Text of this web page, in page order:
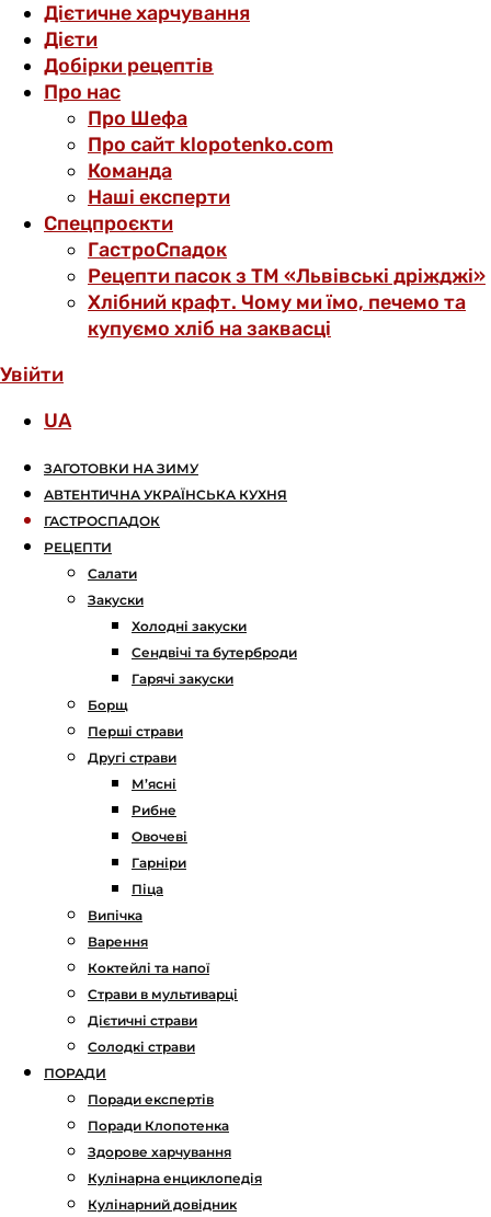
Дієтичне харчування
Дієти
Добірки рецептів
Про нас
Про Шефа
Про сайт klopotenko.com
Команда
Наші експерти
Спецпроєкти
ГастроСпадок
Рецепти пасок з ТМ «Львівські дріжджі»
Хлібний крафт. Чому ми їмо, печемо та
купуємо хліб на заквасці
Увійти
UA
ЗАГОТОВКИ НА ЗИМУ
АВТЕНТИЧНА УКРАЇНСЬКА КУХНЯ
ГАСТРОСПАДОК
РЕЦЕПТИ
Салати
Закуски
Холодні закуски
Сендвічі та бутерброди
Гарячі закуски
Борщ
Перші страви
Другі страви
М’ясні
Рибне
Овочеві
Гарніри
Піца
Випічка
Варення
Коктейлі та напої
Страви в мультиварці
Дієтичні страви
Солодкі страви
ПОРАДИ
Поради експертів
Поради Клопотенка
Здорове харчування
Кулінарна енциклопедія
Кулінарний довідник